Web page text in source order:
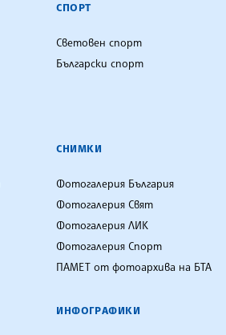
СПОРТ
Световен спорт
Български спорт
СНИМКИ
Фотогалерия България
Фотогалерия Свят
Фотогалерия ЛИК
Фотогалерия Спорт
ПАМЕТ от фотоархива на БТА
ИНФОГРАФИКИ